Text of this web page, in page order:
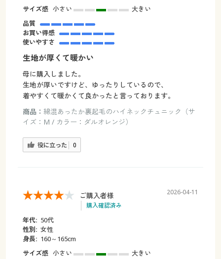
サイズ感 小さい
大きい
品質
お買い得感
使いやすさ
生地が厚くて暖かい
母に購入しました。
生地が厚いですけど、ゆったりしているので、
着やすくて暖かくて良かったと言っております。
商品： 綿混あったか裏起毛のハイネックチュニック（サ
イズ：M / カラー：ダルオレンジ）
役に立った 0
ご購入者様
購入確認済み
2026-04-11
年代: 50代
性別: 女性
身長: 160～165cm
サイズ感 小さい
大きい